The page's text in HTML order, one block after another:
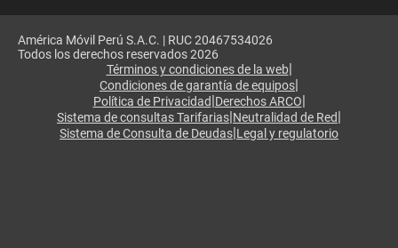
América Móvil Perú S.A.C. | RUC 20467534026
Todos los derechos reservados 2026
Términos y condiciones de la web|
Condiciones de garantía de equipos|
Política de Privacidad|Derechos ARCO|
Sistema de consultas Tarifarias|Neutralidad de Red|
Sistema de Consulta de Deudas|Legal y regulatorio